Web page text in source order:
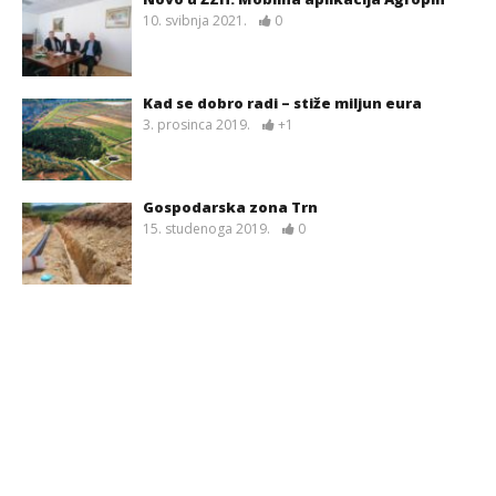
10. svibnja 2021. 0
Kad se dobro radi – stiže miljun eura
3. prosinca 2019. +1
Gospodarska zona Trn
15. studenoga 2019. 0